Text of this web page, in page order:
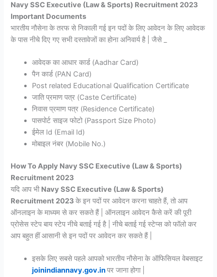
Navy SSC Executive (Law & Sports) Recruitment 2023
Important Documents
भारतीय नौसेना के तरफ से निकाली गई इन पदों के लिए आवेदन के लिए आवेदक
के पास नीचे दिए गए सभी दस्तावेजों का होना अनिवार्य है | जैसे _
आवेदक का आधार कार्ड (Aadhar Card)
पैन कार्ड (PAN Card)
Post related Educational Qualification Certificate
जाति प्रमाण पत्र (Caste Certificate)
निवास प्रमाण पत्र (Residence Certificate)
पासपोर्ट साइज फोटो (Passport Size Photo)
ईमेल Id (Email Id)
मोबाइल नंबर (Mobile No.)
How To Apply Navy SSC Executive (Law & Sports)
Recruitment 2023
यदि आप भी Navy SSC Executive (Law & Sports)
Recruitment 2023के इन पदों पर आवेदन करना चाहते हैं, तो आप
ऑनलाइन के माध्यम से कर सकते हैं | ऑनलाइन आवेदन कैसे करें की पूरी
प्रोसेस स्टेप बाय स्टेप नीचे बताई गई है | नीचे बताई गई स्टेप्स को फॉलो कर
आप बहुत हीं आसानी से इन पदों पर आवेदन कर सकते हैं |
इसके लिए सबसे पहले आपको भारतीय नौसेना के ऑफिसियल वेबसाइट
joinindiannavy.gov.inपर जाना होगा |